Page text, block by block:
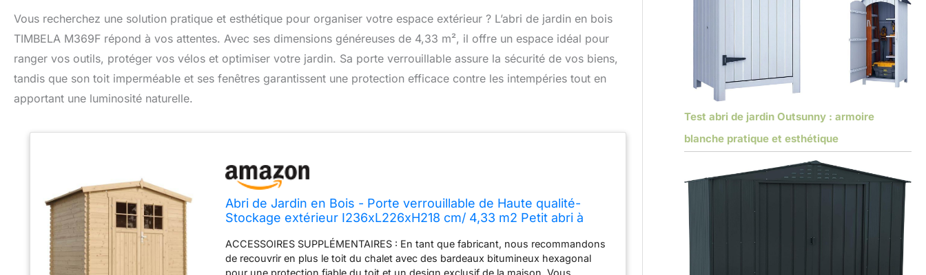
Vous recherchez une solution pratique et esthétique pour organiser votre espace extérieur ? L’abri de jardin en bois
TIMBELA M369F répond à vos attentes. Avec ses dimensions généreuses de 4,33 m², il offre un espace idéal pour
ranger vos outils, protéger vos vélos et optimiser votre jardin. Sa porte verrouillable assure la sécurité de vos biens,
tandis que son toit imperméable et ses fenêtres garantissent une protection efficace contre les intempéries tout en
apportant une luminosité naturelle.
Abri de Jardin en Bois - Porte verrouillable de Haute qualité-
Stockage extérieur I236xL226xH218 cm/ 4,33 m2 Petit abri à
M369F
ACCESSOIRES SUPPLÉMENTAIRES : En tant que fabricant, nous recommandons
de recouvrir en plus le toit du chalet avec des bardeaux bitumineux hexagonal
Test abri de jardin Outsunny : armoire
blanche pratique et esthétique